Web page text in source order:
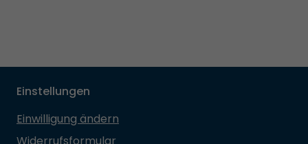
Einstellungen
Einwilligung ändern
Widerrufsformular